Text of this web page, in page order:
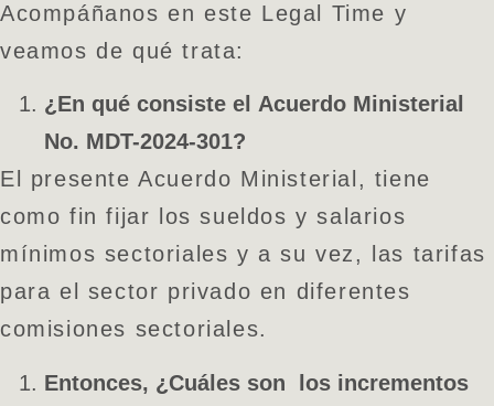
Acompáñanos en este Legal Time y
veamos de qué trata:
¿En qué consiste el Acuerdo Ministerial
No. MDT-2024-301?
El presente Acuerdo Ministerial, tiene
como fin fijar los sueldos y salarios
mínimos sectoriales y a su vez, las tarifas
para el sector privado en diferentes
comisiones sectoriales.
Entonces, ¿Cuáles son los incrementos